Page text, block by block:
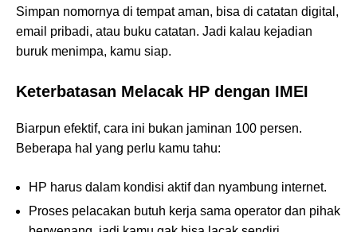
Simpan nomornya di tempat aman, bisa di catatan digital,
email pribadi, atau buku catatan. Jadi kalau kejadian
buruk menimpa, kamu siap.
Keterbatasan Melacak HP dengan IMEI
Biarpun efektif, cara ini bukan jaminan 100 persen.
Beberapa hal yang perlu kamu tahu:
HP harus dalam kondisi aktif dan nyambung internet.
Proses pelacakan butuh kerja sama operator dan pihak